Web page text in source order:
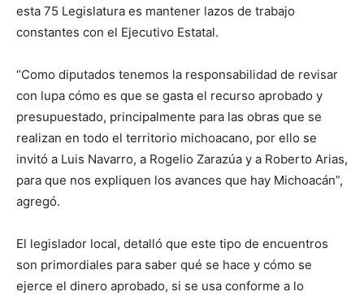
esta 75 Legislatura es mantener lazos de trabajo
constantes con el Ejecutivo Estatal.
“Como diputados tenemos la responsabilidad de revisar
con lupa cómo es que se gasta el recurso aprobado y
presupuestado, principalmente para las obras que se
realizan en todo el territorio michoacano, por ello se
invitó a Luis Navarro, a Rogelio Zarazúa y a Roberto Arias,
para que nos expliquen los avances que hay Michoacán”,
agregó.
El legislador local, detalló que este tipo de encuentros
son primordiales para saber qué se hace y cómo se
ejerce el dinero aprobado, si se usa conforme a lo